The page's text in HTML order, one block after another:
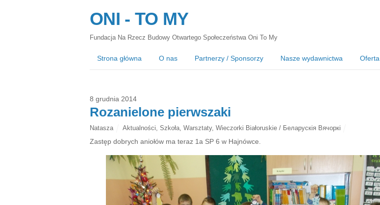
ONI - TO MY
Fundacja Na Rzecz Budowy Otwartego Społeczeństwa Oni To My
Strona główna O nas Partnerzy / Sponsorzy Nasze wydawnictwa Oferta
8 grudnia 2014
Rozanielone pierwszaki
Natasza Aktualności Szkoła, Warsztaty, Wieczorki Białoruskie / Беларускія Вячоркі
Zastęp dobrych aniołów ma teraz 1a SP 6 w Hajnówce.